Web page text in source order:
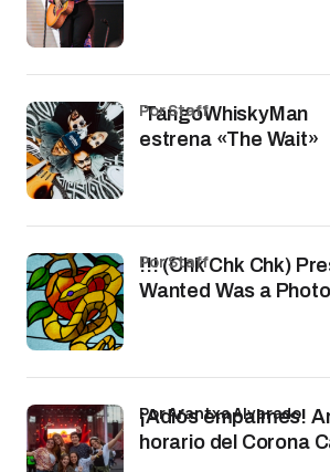
TangoWhiskyMan
estrena «The Wait»
por Staff
!!! (Chk Chk Chk)
Wanted Was a
por Staff
¡Adiós empalmes!
horario del Corona
por Arantxa Alvarado